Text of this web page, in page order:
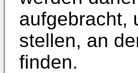
aufgebracht,
stellen, an
finden.